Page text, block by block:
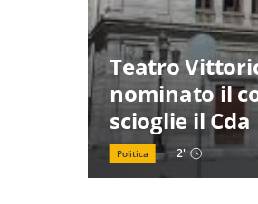
Teatro
nominato il
scioglie il Cda
Politica 2'